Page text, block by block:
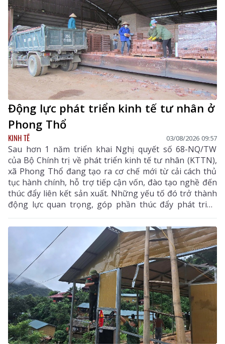
Động lực phát triển kinh tế tư nhân ở
Phong Thổ
KINH TẾ 03/08/2026 09:57
Sau hơn 1 năm triển khai Nghị quyết số 68-NQ/TW
của Bộ Chính trị về phát triển kinh tế tư nhân (KTTN),
xã Phong Thổ đang tạo ra cơ chế mới từ cải cách thủ
tục hành chính, hỗ trợ tiếp cận vốn, đào tạo nghề đến
thúc đẩy liên kết sản xuất. Những yếu tố đó trở thành
động lực quan trọng, góp phần thúc đẩy phát triển
kinh tế - xã hội của vùng đất biên cương, từng bước
khẳng định rõ nét vai trò của KTTN.